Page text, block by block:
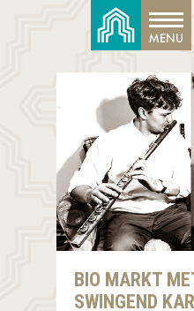
BIO MARKT
SWINGEND